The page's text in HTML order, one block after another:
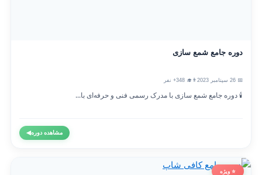
دوره جامع شمع سازی
👨‍🎓 348+ نفر
🕯️ دوره جامع شمع سازی با مدرک رسمی فنی و حرفه‌ای با...
مشاهده دوره◀
⭐ ویژه